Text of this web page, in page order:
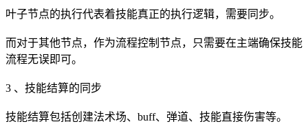
叶子节点的执行代表着技能真正的执行逻辑，需要同步。
而对于其他节点，作为流程控制节点，只需要在主端确保技能
流程无误即可。
3 、技能结算的同步
技能结算包括创建法术场、buff、弹道、技能直接伤害等。